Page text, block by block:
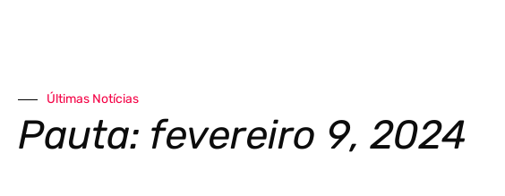
Últimas Notícias
Pauta: fevereiro 9, 2024